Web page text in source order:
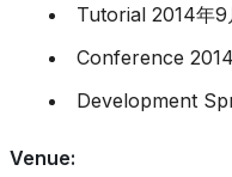
Tutorial 2014年9
Conference
Development
Venue: